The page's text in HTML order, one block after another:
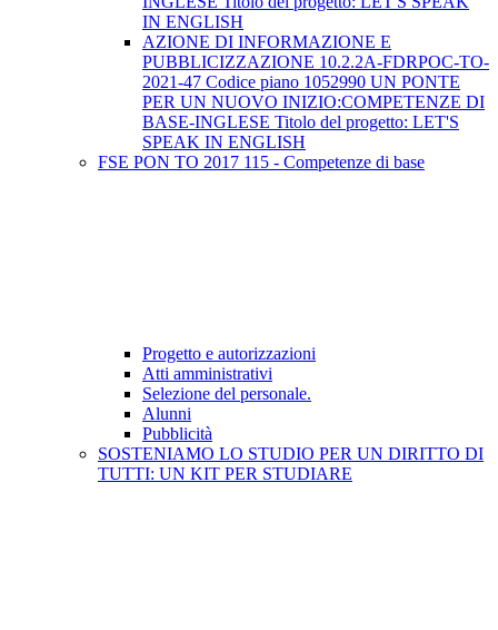
IN ENGLISH
AZIONE DI INFORMAZIONE E
PUBBLICIZZAZIONE 10.2.2A-FDRPOC-TO-
2021-47 Codice piano 1052990 UN PONTE
PER UN NUOVO INIZIO:COMPETENZE DI
BASE-INGLESE Titolo del progetto: LET'S
SPEAK IN ENGLISH
FSE PON TO 2017 115 - Competenze di base
Progetto e autorizzazioni
Atti amministrativi
Selezione del personale.
Alunni
Pubblicità
SOSTENIAMO LO STUDIO PER UN DIRITTO DI
TUTTI: UN KIT PER STUDIARE